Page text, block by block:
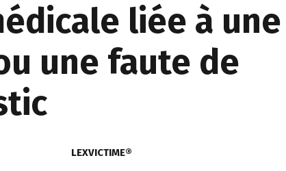
liée à une
une faute de
LEXVICTIME®